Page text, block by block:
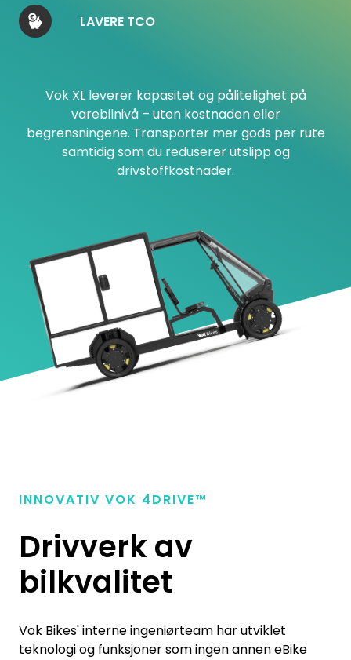
LAVERE TCO
Vok XL leverer kapasitet og pålitelighet på
varebilnivå – uten kostnaden eller
begrensningene. Transporter mer gods per rute
samtidig som du reduserer utslipp og
drivstoffkostnader.
INNOVATIV VOK 4DRIVE™
Drivverk av
bilkvalitet
Vok Bikes' interne ingeniørteam har utviklet
teknologi og funksjoner som ingen annen eBike